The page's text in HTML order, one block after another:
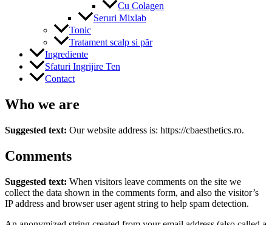
Cu Colagen
Seruri Mixlab
Tonic
Tratament scalp si păr
Ingrediente
Sfaturi Ingrijire Ten
Contact
Who we are
Suggested text: Our website address is: https://cbaesthetics.ro.
Comments
Suggested text: When visitors leave comments on the site we
collect the data shown in the comments form, and also the visitor’s
IP address and browser user agent string to help spam detection.